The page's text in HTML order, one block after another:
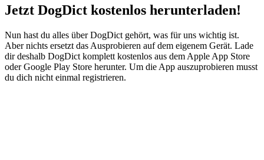
Jetzt DogDict kostenlos herunterladen!
Nun hast du alles über DogDict gehört, was für uns wichtig ist.
Aber nichts ersetzt das Ausprobieren auf dem eigenem Gerät. Lade
dir deshalb DogDict komplett kostenlos aus dem Apple App Store
oder Google Play Store herunter. Um die App auszuprobieren musst
du dich nicht einmal registrieren.